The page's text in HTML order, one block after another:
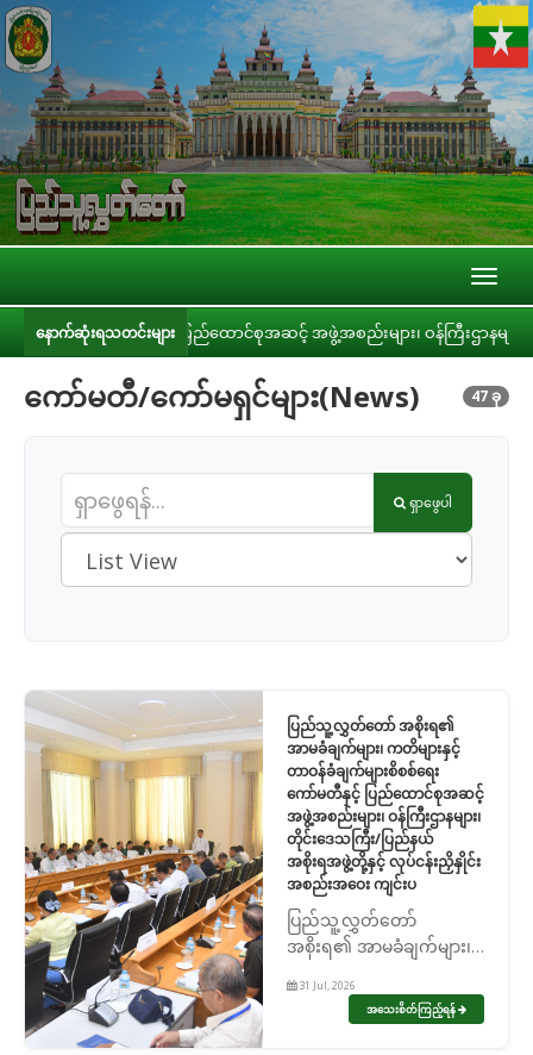
နောက်ဆုံးရသတင်းများ
ပြည်ထောင်စုအဆင့် အဖွဲ့အစည်းများ၊ ဝန်ကြီးဌာနများ၊ တိုင်းဒေသကြီး/ပ
ကော်မတီ/ကော်မရှင်များ(News) 47 ခု
ရှာဖွေပါ
ပြည်သူ့လွှတ်တော် အစိုးရ၏
အာမခံချက်များ၊ ကတိများနှင့်
တာဝန်ခံချက်များစိစစ်ရေး
ကော်မတီနှင့် ပြည်ထောင်စုအဆင့်
အဖွဲ့အစည်းများ၊ ဝန်ကြီးဌာနများ၊
တိုင်းဒေသကြီး/ပြည်နယ်
အစိုးရအဖွဲ့တို့နှင့် လုပ်ငန်းညှိနှိုင်း
အစည်းအဝေး ကျင်းပ
ပြည်သူ့လွှတ်တော်
အစိုးရ၏ အာမခံချက်များ၊
များစိစစ်ရေးကော်မတီနှင့်
ပြည်ထောင်စုအဆင့် အဖွဲ့
31 Jul, 2026
အသေးစိတ်ကြည့်ရန်